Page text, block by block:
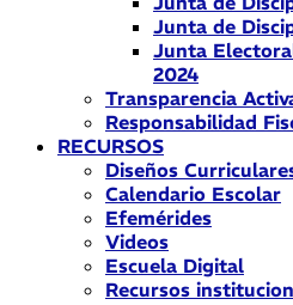
Junta de
Junta
2024
Transparencia
Responsabilidad
RECURSOS
Diseños
Calendario Escolar
Efemérides
Videos
Escuela Digital
Recursos